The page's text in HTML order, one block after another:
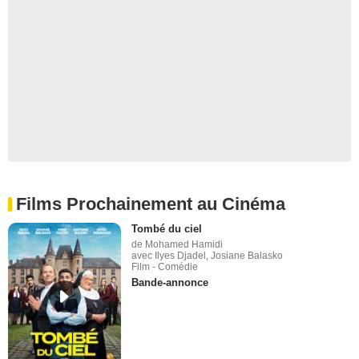
Films Prochainement au Cinéma
Tombé du ciel
de Mohamed Hamidi
avec Ilyes Djadel, Josiane Balasko
Film - Comédie
Bande-annonce